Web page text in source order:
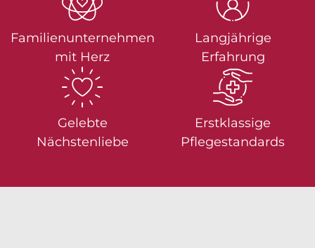
Familienunter­nehmen
mit Herz
Langjährige
Erfahrung
Gelebte
Nächstenliebe
Erstklassige
Pflegestandards